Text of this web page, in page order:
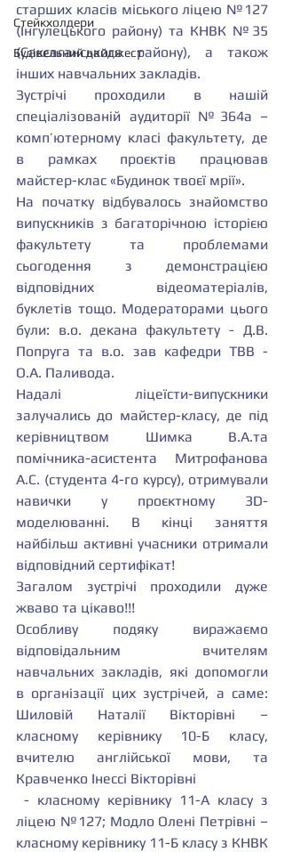
Стейкхолдери
Будівельний дайджест
старших класів міського ліцею №127
(Інгулецького району) та КНВК №35
(Саксаганського району), а також
інших навчальних закладів.
Зустрічі проходили в нашій
спеціалізованій аудиторії №364а –
комп’ютерному класі факультету, де
в рамках проєктів працював
майстер-клас «Будинок твоєї мрії».
На початку відбувалось знайомство
випускників з багаторічною історією
факультету та проблемами
сьогодення з демонстрацією
відповідних відеоматеріалів,
буклетів тощо. Модераторами цього
були: в.о. декана факультету - Д.В.
Попруга та в.о. зав кафедри ТВВ -
О.А. Паливода.
Надалі ліцеїсти-випускники
залучались до майстер-класу, де під
керівництвом Шимка В.А.та
помічника-асистента Митрофанова
А.С. (студента 4-го курсу), отримували
навички у проєктному 3D-
моделюванні. В кінці заняття
найбільш активні учасники отримали
відповідний сертифікат!
Загалом зустрічі проходили дуже
жваво та цікаво!!!
Особливу подяку виражаємо
відповідальним вчителям
навчальних закладів, які допомогли
в організації цих зустрічей, а саме:
Шиловій Наталії Вікторівні –
класному керівнику 10-Б класу,
вчителю англійської мови, та
Кравченко Інессі Вікторівні
ліцею №127; Модло Олені Петрівні –
класному керівнику 11-Б класу з КНВК